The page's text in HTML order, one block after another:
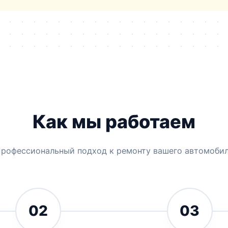
Как мы работаем
подход к ремонту вашего
02 03